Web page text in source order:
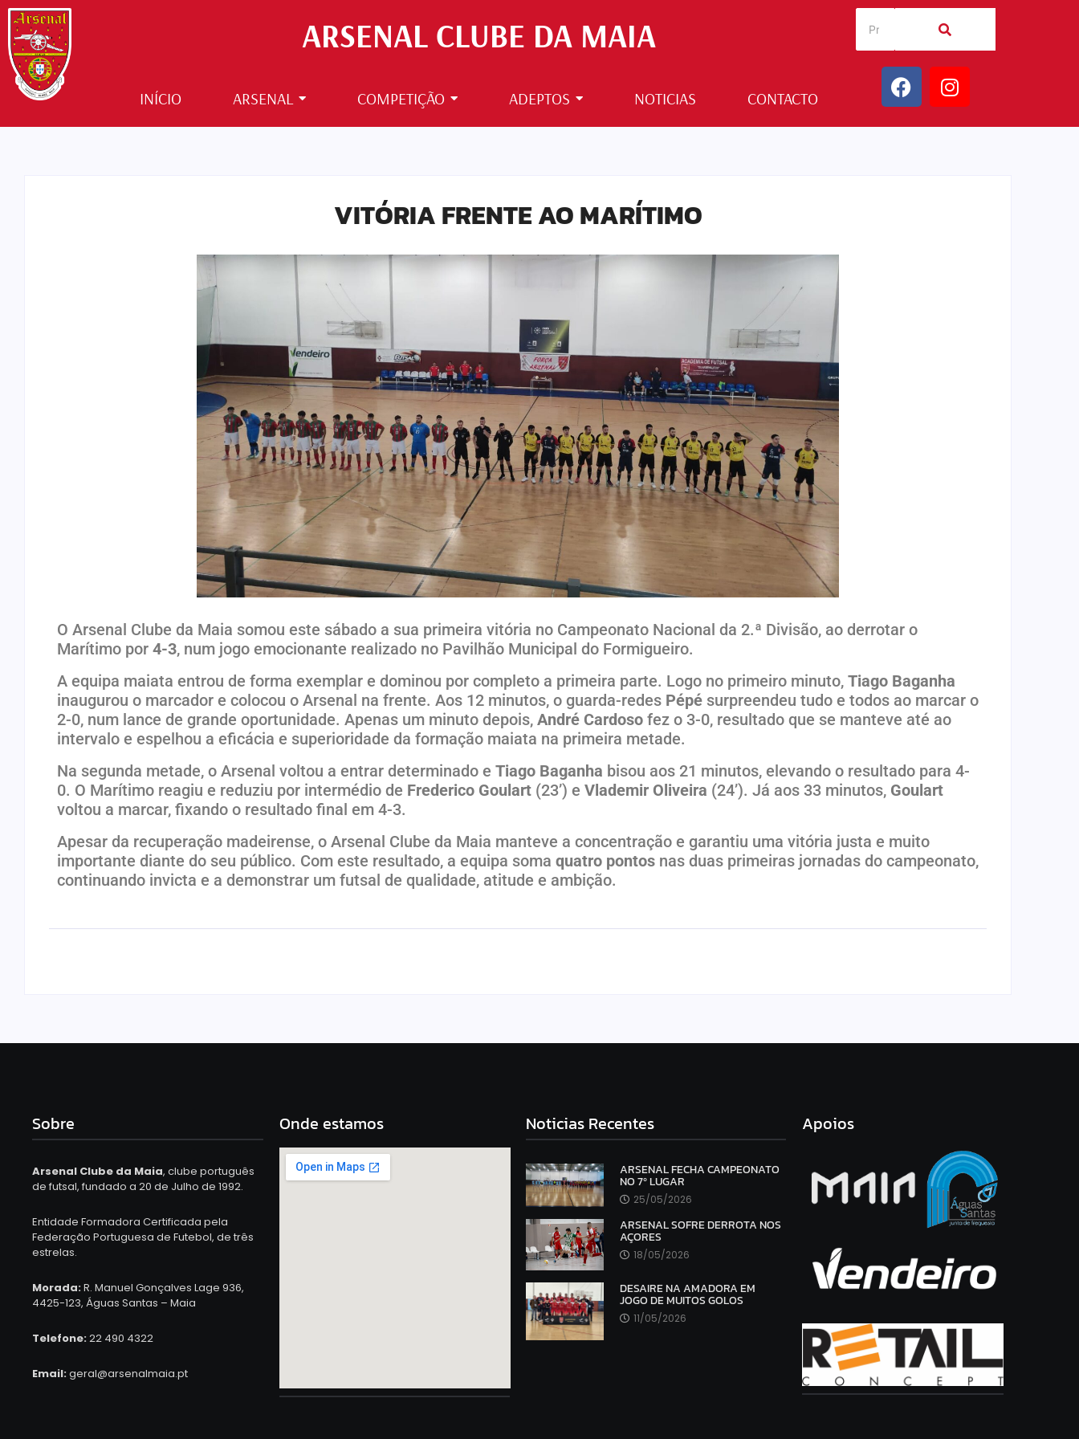
ARSENAL CLUBE DA MAIA
INÍCIO ARSENAL COMPETIÇÃO ADEPTOS NOTICIAS CONTACTO
VITÓRIA FRENTE AO MARÍTIMO
O Arsenal Clube da Maia somou este sábado a sua primeira vitória no Campeonato Nacional da 2.ª Divisão, ao derrotar o
Marítimo por 4-3, num jogo emocionante realizado no Pavilhão Municipal do Formigueiro.
A equipa maiata entrou de forma exemplar e dominou por completo a primeira parte. Logo no primeiro minuto, Tiago Baganha
inaugurou o marcador e colocou o Arsenal na frente. Aos 12 minutos, o guarda-redes Pépé surpreendeu tudo e todos ao marcar o
2-0, num lance de grande oportunidade. Apenas um minuto depois, André Cardoso fez o 3-0, resultado que se manteve até ao
intervalo e espelhou a eficácia e superioridade da formação maiata na primeira metade.
Na segunda metade, o Arsenal voltou a entrar determinado e Tiago Baganha bisou aos 21 minutos, elevando o resultado para 4-
0. O Marítimo reagiu e reduziu por intermédio de Frederico Goulart (23’) e Vlademir Oliveira (24’). Já aos 33 minutos, Goulart
voltou a marcar, fixando o resultado final em 4-3.
Apesar da recuperação madeirense, o Arsenal Clube da Maia manteve a concentração e garantiu uma vitória justa e muito
importante diante do seu público. Com este resultado, a equipa soma quatro pontos nas duas primeiras jornadas do campeonato,
continuando invicta e a demonstrar um futsal de qualidade, atitude e ambição.
Sobre
Arsenal Clube da Maia, clube português
de futsal, fundado a 20 de Julho de 1992.
Entidade Formadora Certificada pela
Federação Portuguesa de Futebol, de três
estrelas.
Morada:R. Manuel Gonçalves Lage 936,
4425-123, Águas Santas – Maia
Telefone:22 490 4322
Email:geral@arsenalmaia.pt
Onde estamos Noticias Recentes
ARSENAL FECHA CAMPEONATO
NO 7º LUGAR
25/05/2026
ARSENAL SOFRE DERROTA NOS
AÇORES
18/05/2026
DESAIRE NA AMADORA EM
JOGO DE MUITOS GOLOS
11/05/2026
Apoios